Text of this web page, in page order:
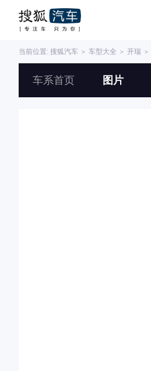
当前位置: 搜狐汽车 ＞ 车型大全 ＞ 开瑞 ＞
车系首页 图片